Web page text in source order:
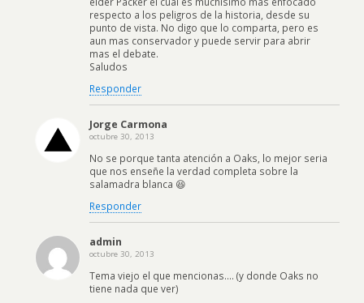
respecto a los peligros de la historia, desde su
punto de vista. No digo que lo comparta, pero es
aun mas conservador y puede servir para abrir
mas el debate.
Saludos
Responder
Jorge Carmona
octubre 30, 2013
No se porque tanta atención a Oaks, lo mejor seria
que nos enseñe la verdad completa sobre la
salamadra blanca 😆
Responder
admin
octubre 30, 2013
Tema viejo el que mencionas…. (y donde Oaks no
tiene nada que ver)